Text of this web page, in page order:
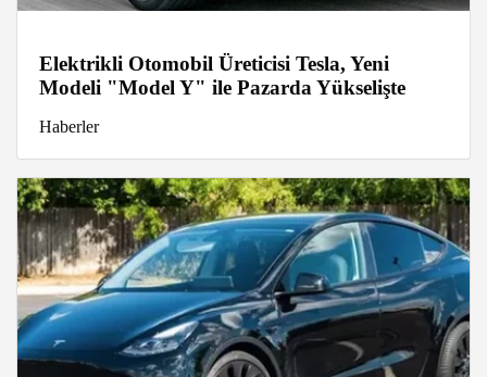
Elektrikli Otomobil Üreticisi Tesla, Yeni
Modeli "Model Y" ile Pazarda Yükselişte
Haberler